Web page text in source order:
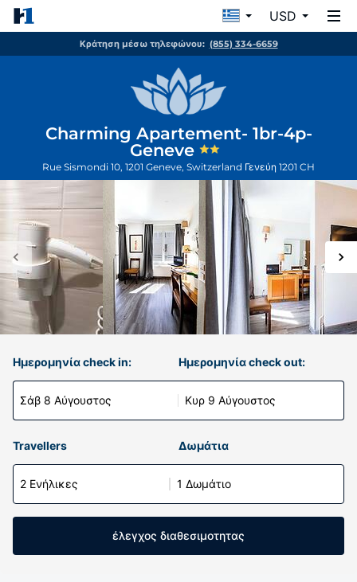
USD
Κράτηση μέσω τηλεφώνου: (855) 334-6659
Charming Apartement- 1br-4p-
Geneve
Rue Sismondi 10, 1201 Geneve, Switzerland Γενεύη 1201 CH
Ημερομηνία check in:
Σάβ 8 Αύγουστος
Ημερομηνία check out:
Κυρ 9 Αύγουστος
Travellers Δωμάτια
2 Ενήλικες 1 Δωμάτιο
έλεγχος διαθεσιμοτητας